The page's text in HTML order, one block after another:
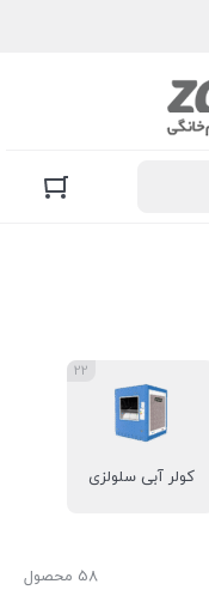
کولر آبی سلولزی
22
58 محصول